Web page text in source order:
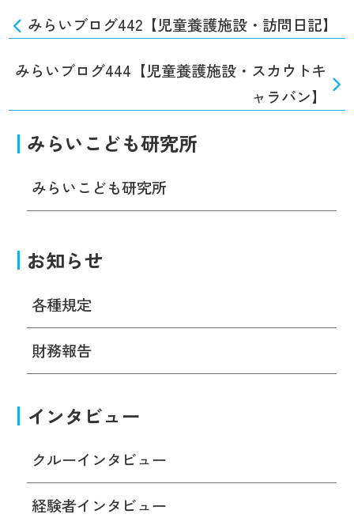
みらいブログ442【児童養護施設・訪問日記】
みらいブログ444【児童養護施設・スカウトキ
ャラバン】
みらいこども研究所
みらいこども研究所
お知らせ
各種規定
財務報告
インタビュー
クルーインタビュー
経験者インタビュー